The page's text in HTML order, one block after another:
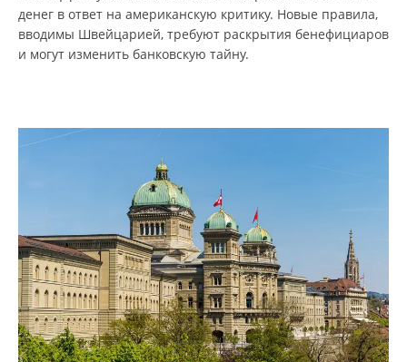
денег в ответ на американскую критику. Новые правила,
вводимы Швейцарией, требуют раскрытия бенефициаров
и могут изменить банковскую тайну.